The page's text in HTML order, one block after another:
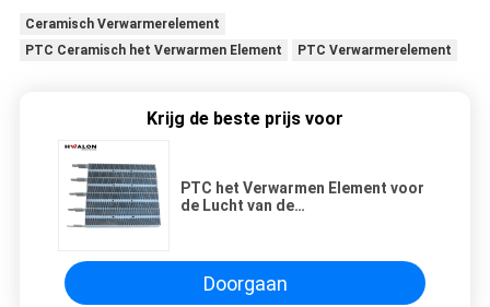
Ceramisch Verwarmerelement
PTC Ceramisch het Verwarmen Element
PTC Verwarmerelement
Krijg de beste prijs voor
PTC het Verwarmen Element voor
de Lucht van de
Doorgaan